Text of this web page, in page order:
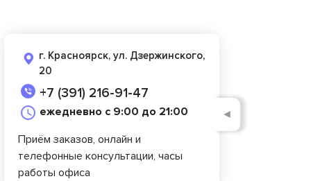
г. Красноярск, ул. Дзержинского,
20
+7 (391) 216-91-47
ежедневно с 9:00 до 21:00
Приём заказов, онлайн и
телефонные консультации, часы
работы офиса
◄